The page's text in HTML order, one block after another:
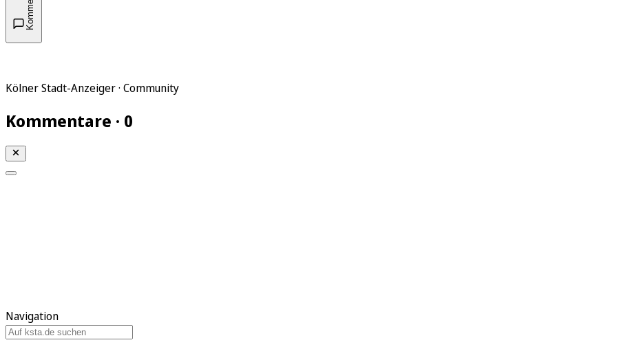
Kölner Stadt-Anzeiger · Community
Kommentare · 0
Navigation